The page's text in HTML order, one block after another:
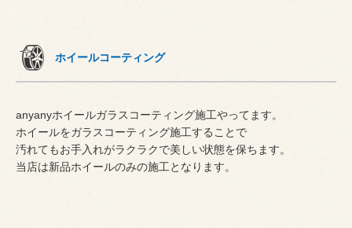
ホイールコーティング
anyanyホイールガラスコーティング施工やってます。
ホイールをガラスコーティング施工することで
汚れてもお手入れがラクラクで美しい状態を保ちます。
当店は新品ホイールのみの施工となります。